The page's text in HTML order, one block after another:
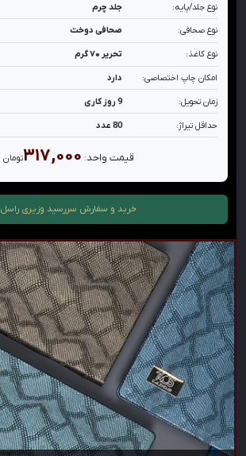
نوع جلد/پایه: جلد چرم
نوع صحافی: صحافی دوخت
نوع کاغذ: تحریر ۷۰ گرم
امکان چاپ اختصاصی: دارد
زمان تحویل: 9 روز کاری
حداقل تیراژ: 80 عدد
قیمت واحد: ۳۱۷,۰۰۰تومان
خرید و سفارش سررسید وزیری راسل